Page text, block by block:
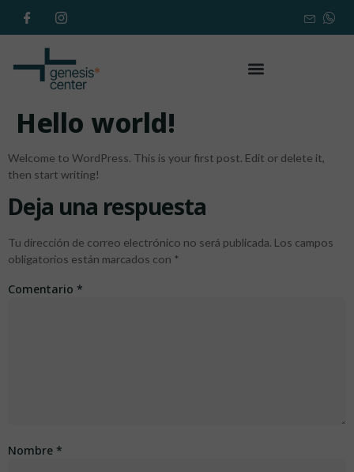
Hello world!
Welcome to WordPress. This is your first post. Edit or delete it,
then start writing!
Deja una respuesta
Tu dirección de correo electrónico no será publicada. Los campos
obligatorios están marcados con *
Comentario *
Nombre *